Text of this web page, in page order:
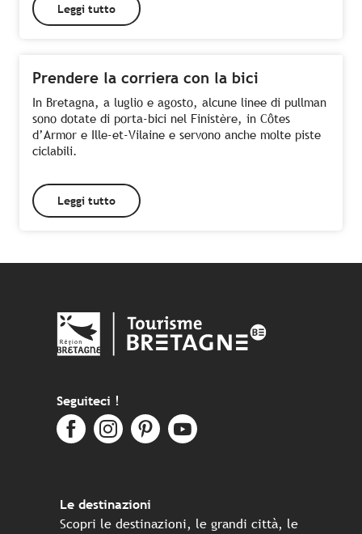
Leggi tutto
Prendere la corriera con la bici
In Bretagna, a luglio e agosto, alcune linee di pullman
sono dotate di porta-bici nel Finistère, in Côtes
d’Armor e Ille-et-Vilaine e servono anche molte piste
ciclabili.
Leggi tutto
Seguiteci !
Le destinazioni
Scopri le destinazioni, le grandi città, le